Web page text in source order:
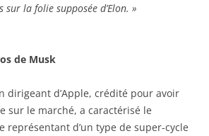
la folie supposée d’Elon. »
de Musk
dirigeant d’Apple, crédité pour avoir
sur le marché, a caractérisé le
représentant d’un type de super-cycle